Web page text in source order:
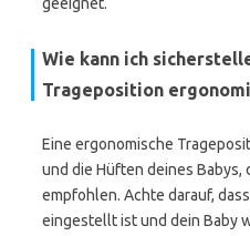
Wie kann ich
Trageposition
Eine ergonomische
und die Hüften deines Babys,
empfohlen. Achte darauf,
eingestellt ist und dein Baby